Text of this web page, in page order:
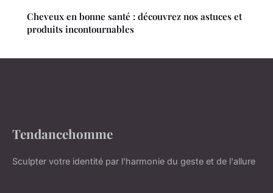
Cheveux en bonne santé : découvrez nos astuces et
produits incontournables
Tendancehomme
Sculpter votre identité par l'harmonie du geste et de l'allure